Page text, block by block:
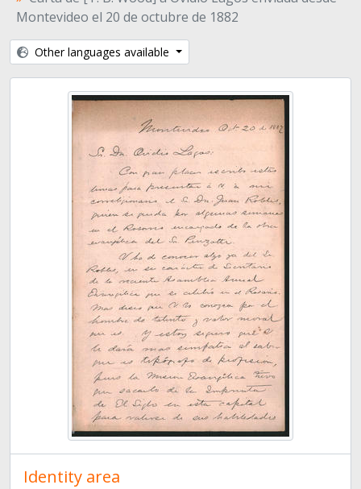
Montevideo el 20 de octubre de 1882
Other languages available
Identity area